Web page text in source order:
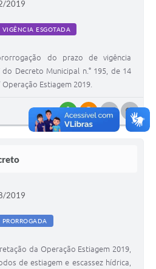
BAIXAR VÍNCULOSSEGUIR
2019
VIGÊNCIA ESGOTADA
do prazo de vigência
Decreto Municipal n.° 195, de 14
Estiagem 2019.
2019
PRORROGADA
da Operação Estiagem 2019,
de estiagem e escassez hídrica,